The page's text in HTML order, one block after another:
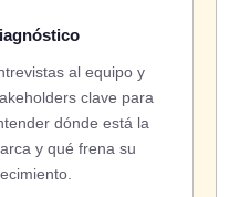
al equipo y
clave para
dónde está la
y qué frena su